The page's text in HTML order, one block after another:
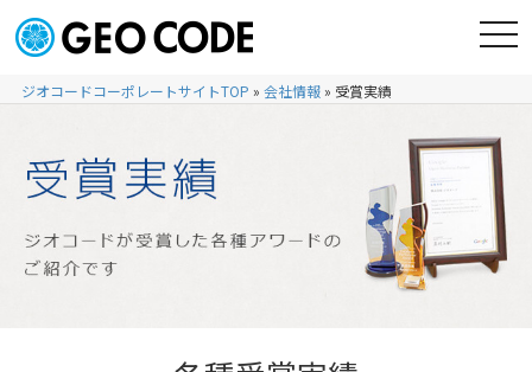
ジオコードコーポレートサイトTOP » 会社情報» 受賞実績